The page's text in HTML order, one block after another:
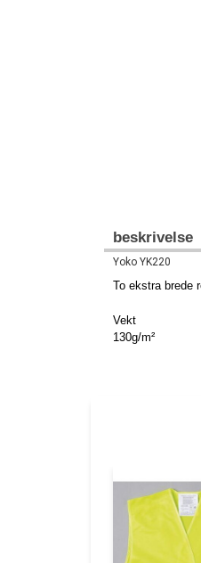
beskrivelse
Yoko YK220
To ekstra brede
Vekt
130g/m²